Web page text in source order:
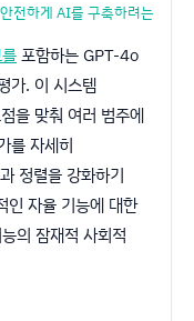
전하게 AI를 구축하려는
포함하는 GPT-4o
서 열립니다)
가. 이 시스템
을 맞춰 여러 범주에
를 자세히
정렬을 강화하기
인 자율 기능에 대한
의 잠재적 사회적